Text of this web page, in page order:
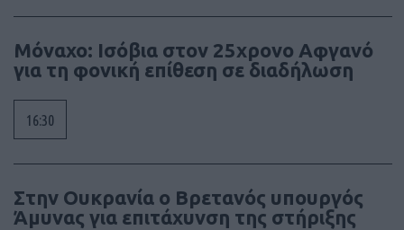
Μόναχο: Ισόβια στον 25χρονο Αφγανό
για τη φονική επίθεση σε διαδήλωση
16:30
Στην Ουκρανία ο Βρετανός υπουργός
Άμυνας για επιτάχυνση της στήριξης